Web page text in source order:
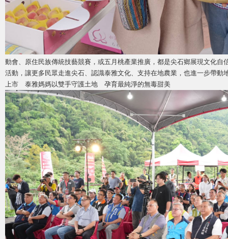
動會、原住民族傳統技藝競賽，或五月桃產業推廣，都是尖石鄉展現文化自
活動，讓更多民眾走進尖石、認識泰雅文化、支持在地農業，也進一步帶動
上市 泰雅媽媽以雙手守護土地 孕育最純淨的無毒甜美